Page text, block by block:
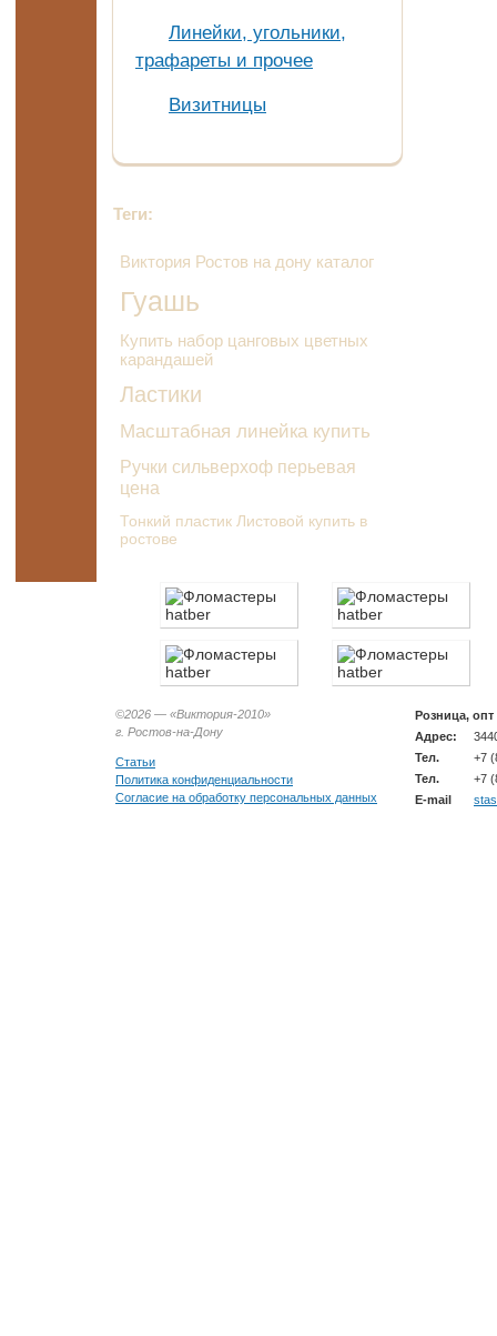
Линейки, угольники,
трафареты и прочее
Визитницы
Теги:
Виктория Ростов на дону каталог
Гуашь
Купить набор цанговых цветных
карандашей
Ластики
Масштабная линейка купить
Ручки сильверхоф перьевая
цена
Тонкий пластик Листовой купить в
ростове
©2026 — «Виктория-2010»
г. Ростов-на-Дону
Статьи
Политика конфиденциальности
Согласие на обработку персональных данных
Розница,
Адрес:
Тел.
+7
Тел.
+7
E-mail